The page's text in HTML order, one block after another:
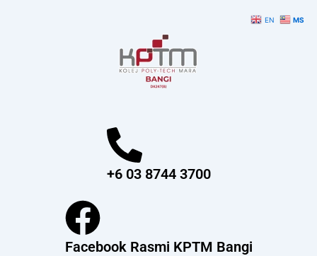
+6 03 8744 3700
Facebook Rasmi KPTM Bangi
EN MS